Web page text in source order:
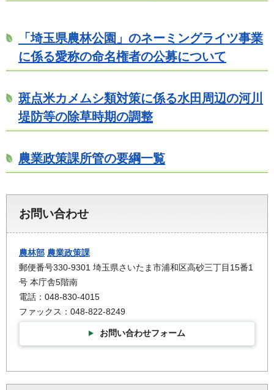
「埼玉県農林公園」のネーミングライツ事業
に係る愛称の命名権者の公募について
斑点米カメムシ類対策に係る水田周辺の河川
堤防等の除草時期の調整
農業政策課所管の要綱一覧
お問い合わせ
農林部 農業政策課
郵便番号330-9301 埼玉県さいたま市浦和区高砂三丁目15番1
号 本庁舎5階南
電話：048-830-4015
ファックス：048-822-8249
お問い合わせフォーム